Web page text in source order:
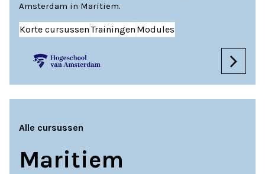
Amsterdam in Maritiem.
Korte cursussenTrainingen Modules
Maritiem
Alle cursussen